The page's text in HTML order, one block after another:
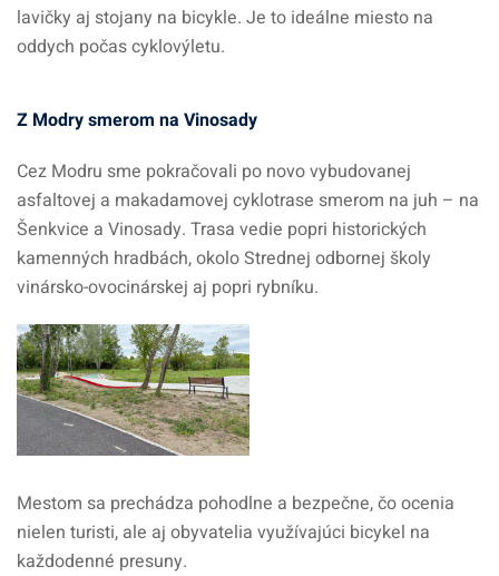
lavičky aj stojany na bicykle. Je to ideálne miesto na
oddych počas cyklovýletu.
Z Modry smerom na Vinosady
Cez Modru sme pokračovali po novo vybudovanej
asfaltovej a makadamovej cyklotrase smerom na juh – na
Šenkvice a Vinosady. Trasa vedie popri historických
kamenných hradbách, okolo Strednej odbornej školy
vinársko-ovocinárskej aj popri rybníku.
Mestom sa prechádza pohodlne a bezpečne, čo ocenia
nielen turisti, ale aj obyvatelia využívajúci bicykel na
každodenné presuny.